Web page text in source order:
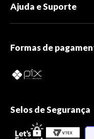
Ajuda e Suporte
Formas de
Selos de Segurança